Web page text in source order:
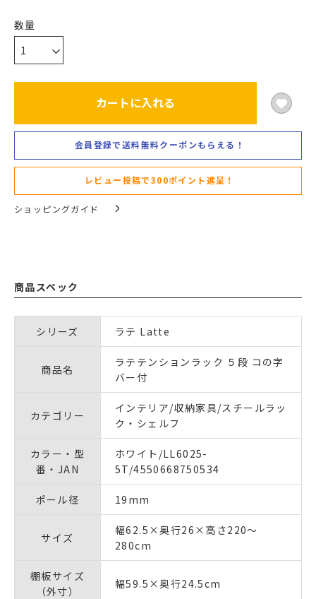
カートに入れる
会員登録で送料無料クーポンもらえる！
レビュー投稿で300ポイント進呈！
ショッピングガイド
商品スペック
シリーズ ラテ Latte
商品名
ラテテンションラック ５段 コの字
バー付
カテゴリー
インテリア/収納家具/スチールラッ
ク・シェルフ
カラー・型
番・JAN
ホワイト/LL6025-
5T/4550668750534
ポール径 19mm
サイズ
幅62.5×奥行26×高さ220～
280cm
棚板サイズ
（外寸）
幅59.5×奥行24.5cm